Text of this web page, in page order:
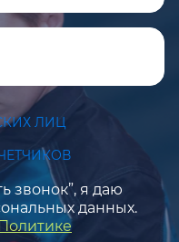
ЛИЦ
звонок”, я даю
данных.